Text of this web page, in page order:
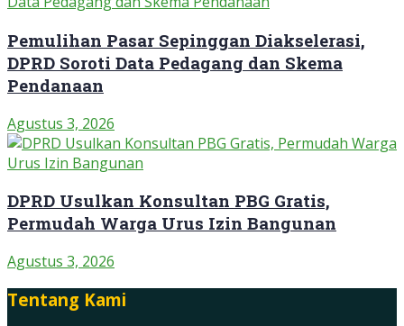
Pemulihan Pasar Sepinggan Diakselerasi,
DPRD Soroti Data Pedagang dan Skema
Pendanaan
Agustus 3, 2026
DPRD Usulkan Konsultan PBG Gratis,
Permudah Warga Urus Izin Bangunan
Agustus 3, 2026
Tentang Kami